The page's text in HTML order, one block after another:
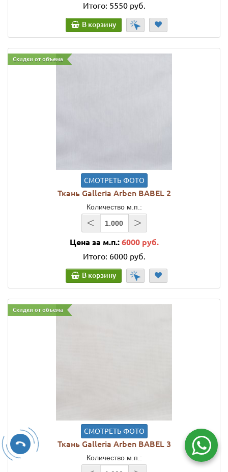
Итого: 5550 руб.
В корзину
Скидки от объема
СМОТРЕТЬ ФОТО
Ткань Galleria Arben BABEL 2
Количество м.п.:
< >
Цена за м.п.: 6000 руб.
Итого: 6000 руб.
В корзину
Скидки от объема
СМОТРЕТЬ ФОТО
Ткань Galleria Arben BABEL 3
Количество м.п.: